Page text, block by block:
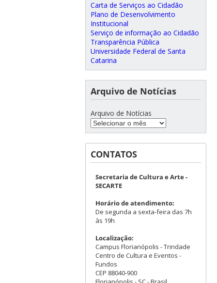
Carta de Serviços ao Cidadão
Plano de Desenvolvimento
Institucional
Serviço de informação ao Cidadão
Transparência Pública
Universidade Federal de Santa
Catarina
Arquivo de Notícias
Arquivo de Notícias
CONTATOS
Secretaria de Cultura e Arte -
SECARTE
Horário de atendimento:
De segunda a sexta-feira das 7h
às 19h
Localização:
Campus Florianópolis - Trindade
Centro de Cultura e Eventos -
Fundos
CEP 88040-900